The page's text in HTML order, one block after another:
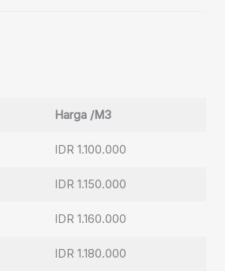
Harga /M3
IDR 1.100.000
IDR 1.150.000
IDR 1.160.000
IDR 1.180.000